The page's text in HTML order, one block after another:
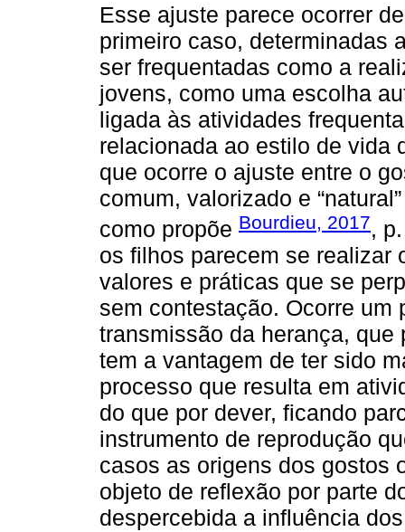
Esse ajuste parece ocorrer
primeiro caso, determinadas
ser frequentadas como a
jovens, como uma escolha
ligada às atividades
relacionada ao estilo de vida
que ocorre o ajuste entre o
comum, valorizado e
como propõe Bourdieu, 2017,
os filhos parecem se realizar
valores e práticas que se
sem contestação. Ocorre um
transmissão da herança,
tem a vantagem de ter sido
processo que resulta em
do que por dever, ficando
instrumento de reprodução
casos as origens dos gostos
objeto de reflexão por parte
despercebida a influência